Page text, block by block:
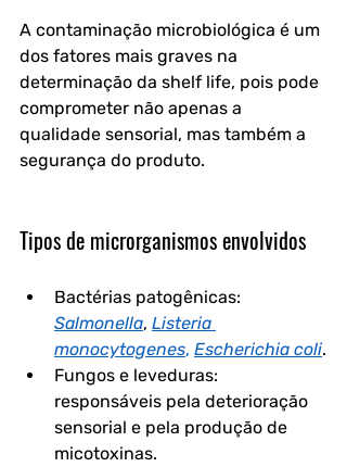
A contaminação microbiológica é um
dos fatores mais graves na
determinação da shelf life, pois pode
comprometer não apenas a
qualidade sensorial, mas também a
segurança do produto.
Tipos de microrganismos envolvidos
Bactérias patogênicas:
Salmonella, Listeria
monocytogenes, Escherichia coli.
Fungos e leveduras:
responsáveis pela deterioração
sensorial e pela produção de
micotoxinas.